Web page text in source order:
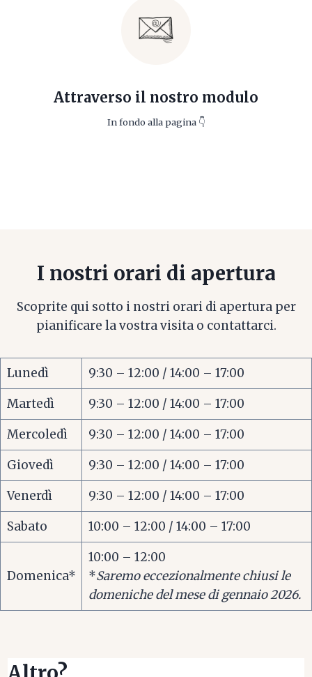
Attraverso il nostro modulo
In fondo alla pagina 👇
I nostri orari di apertura
Scoprite qui sotto i nostri orari di apertura per
pianificare la vostra visita o contattarci.
Lunedì
9:30 – 12:00 / 14:00 – 17:00
Martedì
9:30 – 12:00 / 14:00 – 17:00
Mercoledì
9:30 – 12:00 / 14:00 – 17:00
Giovedì
9:30 – 12:00 / 14:00 – 17:00
Venerdì
9:30 – 12:00 / 14:00 – 17:00
Sabato
10:00 – 12:00 / 14:00 – 17:00
Domenica*
10:00 – 12:00
*Saremo eccezionalmente chiusi le
domeniche del mese di gennaio 2026.